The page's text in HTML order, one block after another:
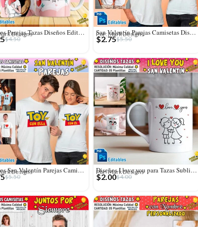
Dibujos Parejas Tazas Diseños Editables
Designs
$4.50
San Valentín Parejas Camisetas Diseños Editables
Por: Mark Designs
$5.50
$2.75
Diseños San Valentín Parejas Camisetas Editables
Designs
$5.50
Diseños I love you para Tazas Sublimables
Por: Mark Designs
$4.00
$2.00